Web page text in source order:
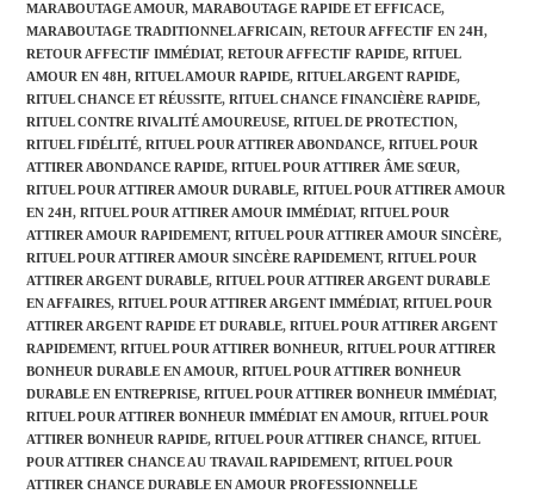
MARABOUTAGE AMOUR, MARABOUTAGE RAPIDE ET EFFICACE,
MARABOUTAGE TRADITIONNEL AFRICAIN, RETOUR AFFECTIF EN 24H,
RETOUR AFFECTIF IMMÉDIAT, RETOUR AFFECTIF RAPIDE, RITUEL
AMOUR EN 48H, RITUEL AMOUR RAPIDE, RITUEL ARGENT RAPIDE,
RITUEL CHANCE ET RÉUSSITE, RITUEL CHANCE FINANCIÈRE RAPIDE,
RITUEL CONTRE RIVALITÉ AMOUREUSE, RITUEL DE PROTECTION,
RITUEL FIDÉLITÉ, RITUEL POUR ATTIRER ABONDANCE, RITUEL POUR
ATTIRER ABONDANCE RAPIDE, RITUEL POUR ATTIRER ÂME SŒUR,
RITUEL POUR ATTIRER AMOUR DURABLE, RITUEL POUR ATTIRER AMOUR
EN 24H, RITUEL POUR ATTIRER AMOUR IMMÉDIAT, RITUEL POUR
ATTIRER AMOUR RAPIDEMENT, RITUEL POUR ATTIRER AMOUR SINCÈRE,
RITUEL POUR ATTIRER AMOUR SINCÈRE RAPIDEMENT, RITUEL POUR
ATTIRER ARGENT DURABLE, RITUEL POUR ATTIRER ARGENT DURABLE
EN AFFAIRES, RITUEL POUR ATTIRER ARGENT IMMÉDIAT, RITUEL POUR
ATTIRER ARGENT RAPIDE ET DURABLE, RITUEL POUR ATTIRER ARGENT
RAPIDEMENT, RITUEL POUR ATTIRER BONHEUR, RITUEL POUR ATTIRER
BONHEUR DURABLE EN AMOUR, RITUEL POUR ATTIRER BONHEUR
DURABLE EN ENTREPRISE, RITUEL POUR ATTIRER BONHEUR IMMÉDIAT,
RITUEL POUR ATTIRER BONHEUR IMMÉDIAT EN AMOUR, RITUEL POUR
ATTIRER BONHEUR RAPIDE, RITUEL POUR ATTIRER CHANCE, RITUEL
POUR ATTIRER CHANCE AU TRAVAIL RAPIDEMENT, RITUEL POUR
ATTIRER CHANCE DURABLE EN AMOUR PROFESSIONNELLE